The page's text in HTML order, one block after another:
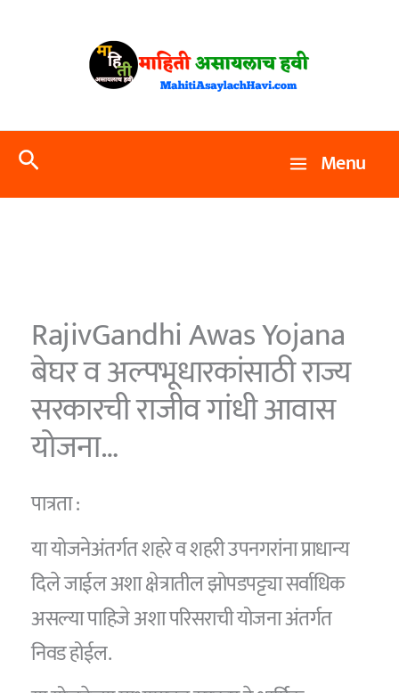
Search Menu
RajivGandhi Awas Yojana
बेघर व अल्पभूधारकांसाठी राज्य
सरकारची राजीव गांधी आवास
योजना…
पात्रता :
या योजनेअंतर्गत शहरे व शहरी उपनगरांना प्राधान्य
दिले जाईल अशा क्षेत्रातील झोपडपट्ट्या सर्वाधिक
असल्या पाहिजे अशा परिसराची योजना अंतर्गत
निवड होईल.